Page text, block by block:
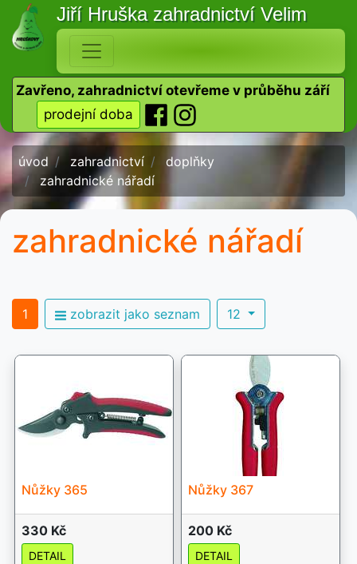
Jiří Hruška zahradnictví Velim
Zavřeno, zahradnictví otevřeme v průběhu září
prodejní doba
úvod zahradnictví
doplňky
zahradnické nářadí
zahradnické nářadí
1 zobrazit jako seznam 12
Nůžky 365
330 Kč
DETAIL
Nůžky 367
200 Kč
DETAIL